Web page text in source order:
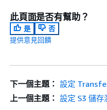
此頁面是否有幫助？
是
否
提供意見回饋
下一個主題： 設定
上一個主題： 設定 S3 儲存